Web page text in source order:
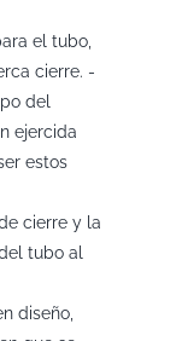
el tubo,
cierre. -
del
ejercida
estos
cierre y la
tubo al
diseño,